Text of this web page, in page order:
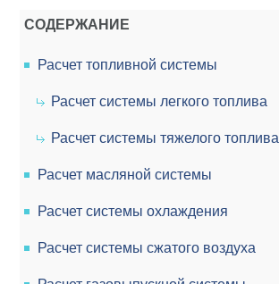
СОДЕРЖАНИЕ
Расчет топливной системы
Расчет системы легкого топлива
Расчет системы тяжелого топлива
Расчет масляной системы
Расчет системы охлаждения
Расчет системы сжатого воздуха